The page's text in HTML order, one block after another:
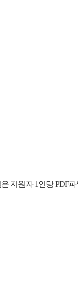
지원자 1인당 PDF